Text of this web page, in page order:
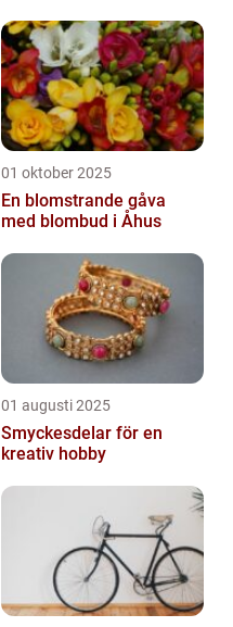
01 oktober 2025
En blomstrande gåva
med blombud i Åhus
01 augusti 2025
Smyckesdelar för en
kreativ hobby